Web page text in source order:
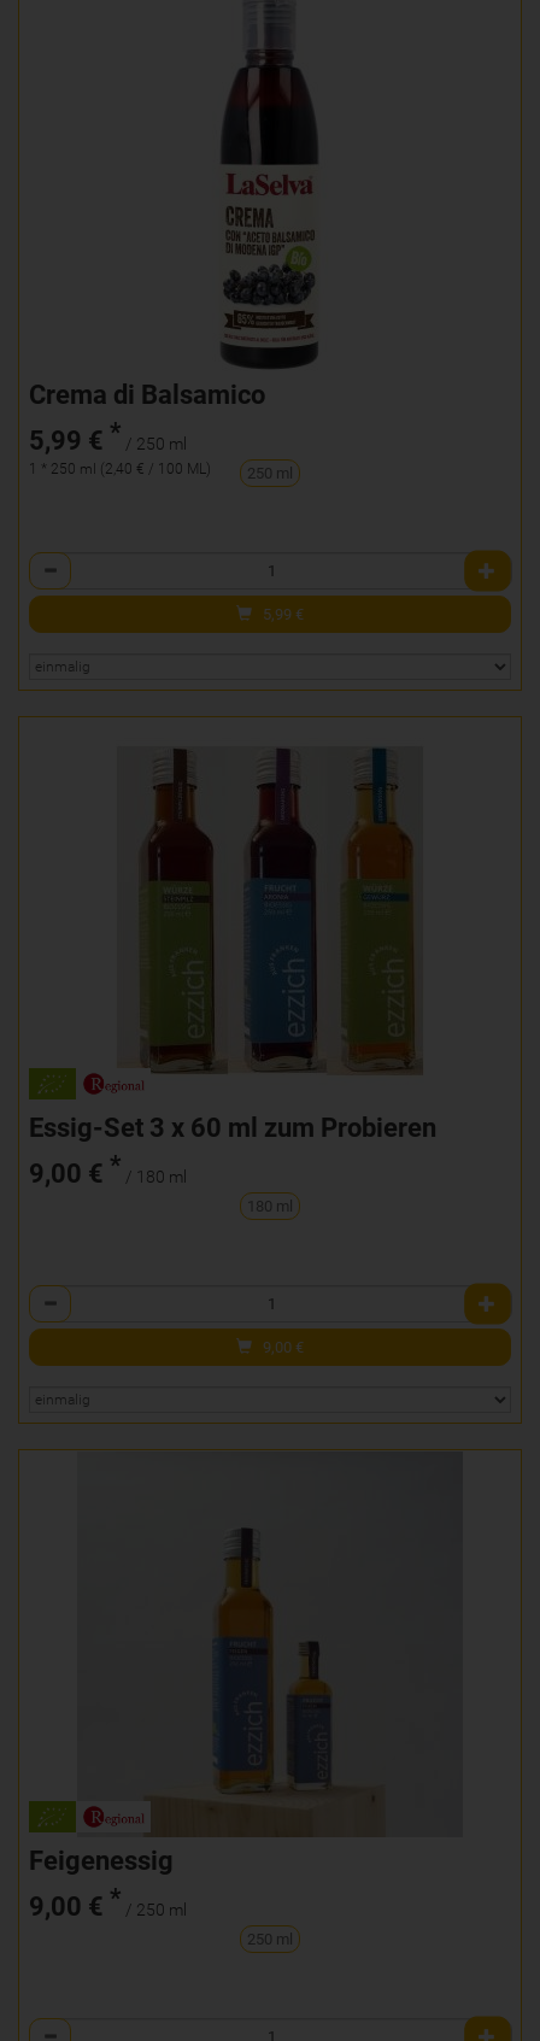
Crema di Balsamico
5,99 € * / 250 ml
1 * 250 ml (2,40 € / 100 ML) 250 ml
Anzahl
5,99 €
Essig-Set 3 x 60 ml zum Probieren
9,00 € * / 180 ml
180 ml
Anzahl
9,00 €
Feigenessig
9,00 € * / 250 ml
250 ml
Anzahl